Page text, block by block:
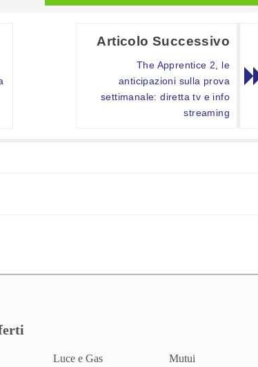
Articolo Successivo
The Apprentice 2, le
anticipazioni sulla prova
settimanale: diretta tv e info
streaming
Luce e Gas Mutui